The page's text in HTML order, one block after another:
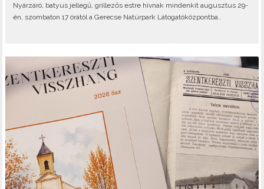
Nyárzáró, batyus jellegű, grillezős estre hívnak mindenkit augusztus 29-
én, szombaton 17 órától a Gerecse Natúrpark Látogatóközpontba..